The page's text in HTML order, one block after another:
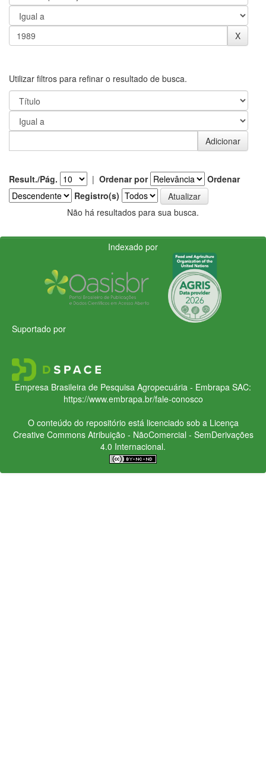
Utilizar filtros para refinar o resultado de busca.
Result./Pág. | Ordenar por
Ordenar
Registro(s)
Não há resultados para sua busca.
Indexado por
Suportado por
Empresa Brasileira de Pesquisa Agropecuária - Embrapa SAC:
https://www.embrapa.br/fale-conosco
O conteúdo do repositório está licenciado sob a Licença
Creative CommonsAtribuição - NãoComercial - SemDerivações
4.0 Internacional.